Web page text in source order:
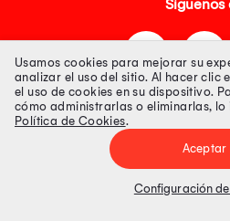
Síguenos
Tienda 100%
Tiendas Peruanas S.A. R.U.C. Nº
Precios disponibles solo en
Usamos cookies para mejorar su
analizar el uso del sitio. Al hacer clic
el uso de cookies en su dispositivo.
cómo administrarlas o eliminarlas,
Política de Cookies.
Aceptar
Configuración